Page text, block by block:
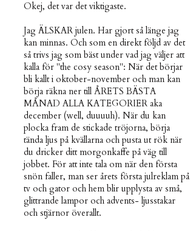
Okej, det var det viktigaste.
Jag ÄLSKAR julen. Har gjort så länge jag
kan minnas. Och som en direkt följd av det
så trivs jag som bäst under vad jag väljer att
kalla för "the cosy season": När det börjar
bli kallt i oktober-november och man kan
börja räkna ner till ÅRETS BÄSTA
MÅNAD ALLA KATEGORIER aka
december (well, duuuuh). När du kan
plocka fram de stickade tröjorna, börja
tända ljus på kvällarna och pusta ut rök när
du dricker ditt morgonkaffe på väg till
jobbet. För att inte tala om när den första
snön faller, man ser årets första julreklam på
tv och gator och hem blir upplysta av små,
glittrande lampor och advents- ljusstakar
och stjärnor överallt.